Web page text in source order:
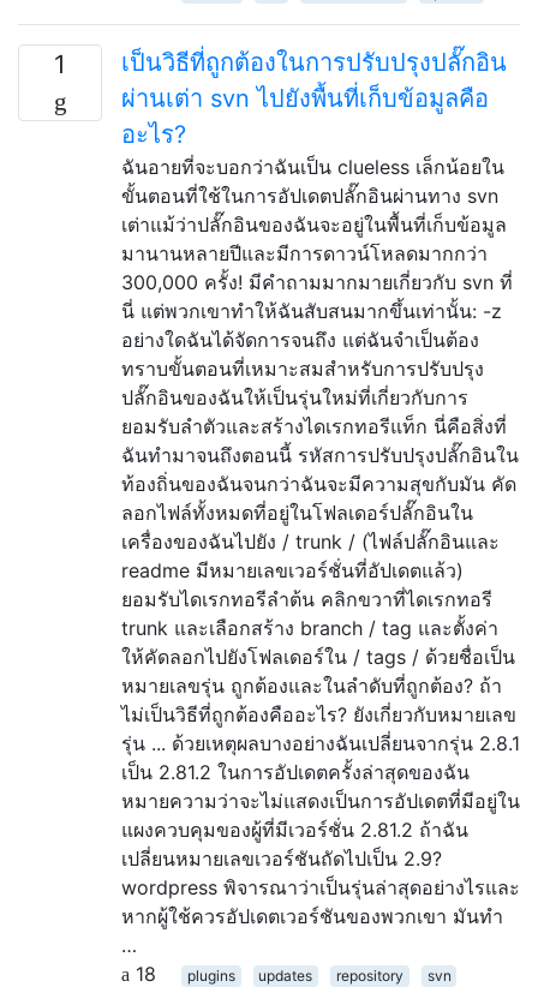
1
เป็นวิธีที่ถูกต้องในการปรับปรุงปลั๊กอิน
ผ่านเต่า svn ไปยังพื้นที่เก็บข้อมูลคือ
อะไร?
ฉันอายที่จะบอกว่าฉันเป็น clueless เล็กน้อยใน
ขั้นตอนที่ใช้ในการอัปเดตปลั๊กอินผ่านทาง svn
เต่าแม้ว่าปลั๊กอินของฉันจะอยู่ในพื้นที่เก็บข้อมูล
มานานหลายปีและมีการดาวน์โหลดมากกว่า
300,000 ครั้ง! มีคำถามมากมายเกี่ยวกับ svn ที่
นี่ แต่พวกเขาทำให้ฉันสับสนมากขึ้นเท่านั้น: -z
อย่างใดฉันได้จัดการจนถึง แต่ฉันจำเป็นต้อง
ทราบขั้นตอนที่เหมาะสมสำหรับการปรับปรุง
ปลั๊กอินของฉันให้เป็นรุ่นใหม่ที่เกี่ยวกับการ
ยอมรับลำตัวและสร้างไดเรกทอรีแท็ก นี่คือสิ่งที่
ฉันทำมาจนถึงตอนนี้ รหัสการปรับปรุงปลั๊กอินใน
ท้องถิ่นของฉันจนกว่าฉันจะมีความสุขกับมัน คัด
ลอกไฟล์ทั้งหมดที่อยู่ในโฟลเดอร์ปลั๊กอินใน
เครื่องของฉันไปยัง / trunk / (ไฟล์ปลั๊กอินและ
readme มีหมายเลขเวอร์ชั่นที่อัปเดตแล้ว)
ยอมรับไดเรกทอรีลำต้น คลิกขวาที่ไดเรกทอรี
trunk และเลือกสร้าง branch / tag และตั้งค่า
ให้คัดลอกไปยังโฟลเดอร์ใน / tags / ด้วยชื่อเป็น
หมายเลขรุ่น ถูกต้องและในลำดับที่ถูกต้อง? ถ้า
ไม่เป็นวิธีที่ถูกต้องคืออะไร? ยังเกี่ยวกับหมายเลข
รุ่น ... ด้วยเหตุผลบางอย่างฉันเปลี่ยนจากรุ่น 2.8.1
เป็น 2.81.2 ในการอัปเดตครั้งล่าสุดของฉัน
หมายความว่าจะไม่แสดงเป็นการอัปเดตที่มีอยู่ใน
แผงควบคุมของผู้ที่มีเวอร์ชั่น 2.81.2 ถ้าฉัน
เปลี่ยนหมายเลขเวอร์ชันถัดไปเป็น 2.9?
wordpress พิจารณาว่าเป็นรุ่นล่าสุดอย่างไรและ
หากผู้ใช้ควรอัปเดตเวอร์ชันของพวกเขา มันทำ
…
18
plugins updates repository svn